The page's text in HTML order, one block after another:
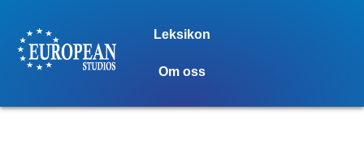
Leksikon
Om oss